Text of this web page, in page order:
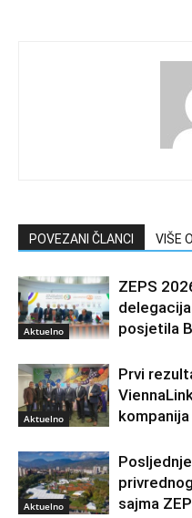
POVEZANI ČLANCI VIŠE
Aktuelno
ZEPS
posjetila
Aktuelno
Prvi
Aktuelno
sajma